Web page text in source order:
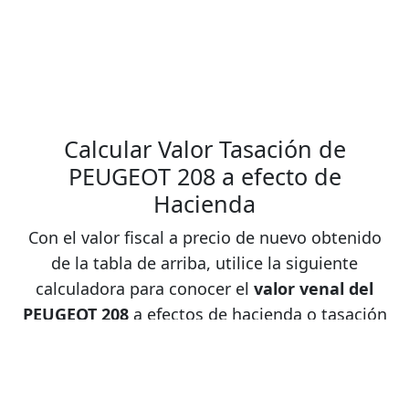
VTi Style
PEUGEOT
208 1.2
Garros
2012 13600 3
PEUGEOT
Pure
Tech
10100 3
Calcular Valor Tasación de
PEUGEOT 208 a efecto de
Hacienda
Con el valor fiscal a precio de nuevo obtenido
de la tabla de arriba, utilice la siguiente
calculadora para conocer el valor venal del
PEUGEOT 208a efectos de hacienda o tasación